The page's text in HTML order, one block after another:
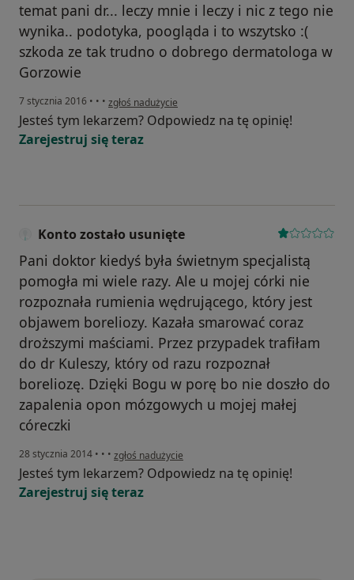
temat pani dr... leczy mnie i leczy i nic z tego nie
wynika.. podotyka, poogląda i to wszytsko :(
szkoda ze tak trudno o dobrego dermatologa w
Gorzowie
7 stycznia 2016 • • • w opinii użytkownika Konto zostało usunięte
zgłoś nadużycie
Jesteś tym lekarzem? Odpowiedz na tę opinię!
Zarejestruj się teraz
Konto zostało usunięte
Pani doktor kiedyś była świetnym specjalistą
pomogła mi wiele razy. Ale u mojej córki nie
rozpoznała rumienia wędrującego, który jest
objawem boreliozy. Kazała smarować coraz
droższymi maściami. Przez przypadek trafiłam
do dr Kuleszy, który od razu rozpoznał
boreliozę. Dzięki Bogu w porę bo nie doszło do
zapalenia opon mózgowych u mojej małej
córeczki
28 stycznia 2014 • • • w opinii użytkownika Konto zostało usunięte
zgłoś nadużycie
Jesteś tym lekarzem? Odpowiedz na tę opinię!
Zarejestruj się teraz